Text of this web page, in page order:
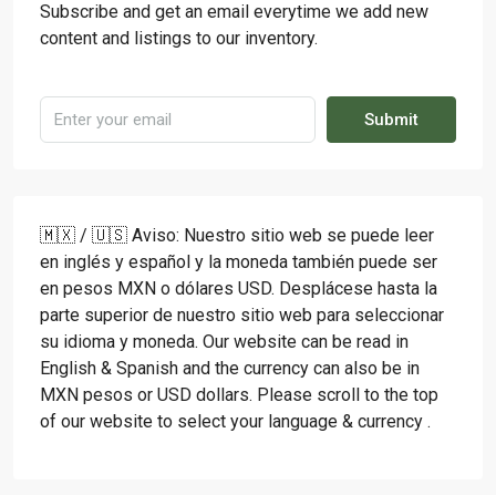
Subscribe and get an email everytime we add new
content and listings to our inventory.
Submit
🇲🇽 / 🇺🇸 Aviso: Nuestro sitio web se puede leer
en inglés y español y la moneda también puede ser
en pesos MXN o dólares USD. Desplácese hasta la
parte superior de nuestro sitio web para seleccionar
su idioma y moneda. Our website can be read in
English & Spanish and the currency can also be in
MXN pesos or USD dollars. Please scroll to the top
of our website to select your language & currency .